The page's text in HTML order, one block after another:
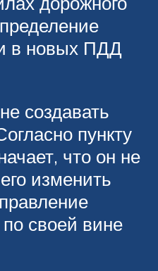
в новых ПДД
создавать
пункту
что он не
изменить
своей вине